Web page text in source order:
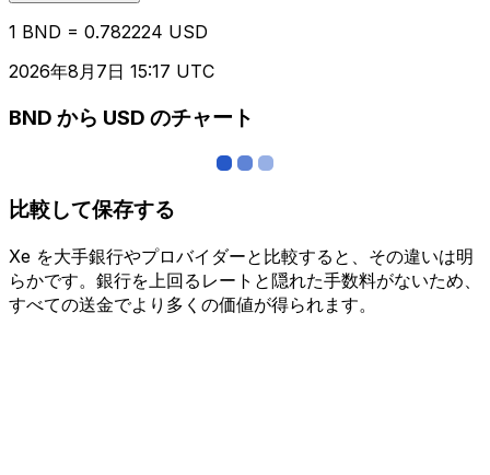
1 BND = 0.782224 USD
2026年8月7日 15:17 UTC
BND から USD のチャート
比較して保存する
Xe を大手銀行やプロバイダーと比較すると、その違いは明
らかです。銀行を上回るレートと隠れた手数料がないため、
すべての送金でより多くの価値が得られます。